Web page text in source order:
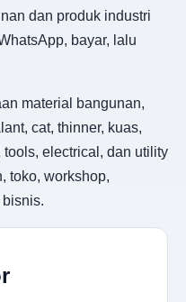
dan produk industri
bayar, lalu
material bangunan,
cat, thinner, kuas,
electrical, dan utility
toko, workshop,